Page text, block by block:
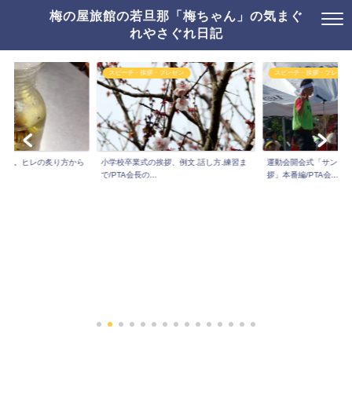
梅の屋旅館の若旦那「梅ちゃん」の気まぐ
れやさぐれ日記
方。ヒレの炙り方から
スピーチ・挨拶・プレゼン
小学校卒業式の挨拶、例文.話し方.練習ま
で/PTA会長の...
スピーチ・挨拶・プレゼン
運動会開会式「サンシ
拶」本番編/PTA会...